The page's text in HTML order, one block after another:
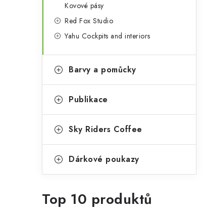
Kovové pásy
Red Fox Studio
Yahu Cockpits and interiors
Barvy a pomůcky
Publikace
Sky Riders Coffee
Dárkové poukazy
Top 10 produktů